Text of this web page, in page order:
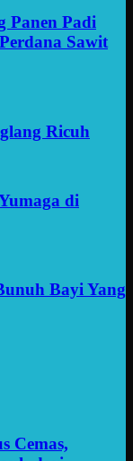
Panen Padi
Sawit
Ricuh
di
Bayi Yang
Cemas,